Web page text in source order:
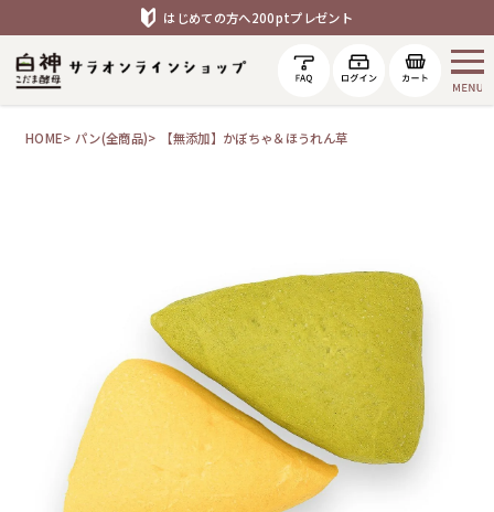
はじめての方へ200ptプレゼント
HOME パン(全商品) 【無添加】かぼちゃ＆ほうれん草